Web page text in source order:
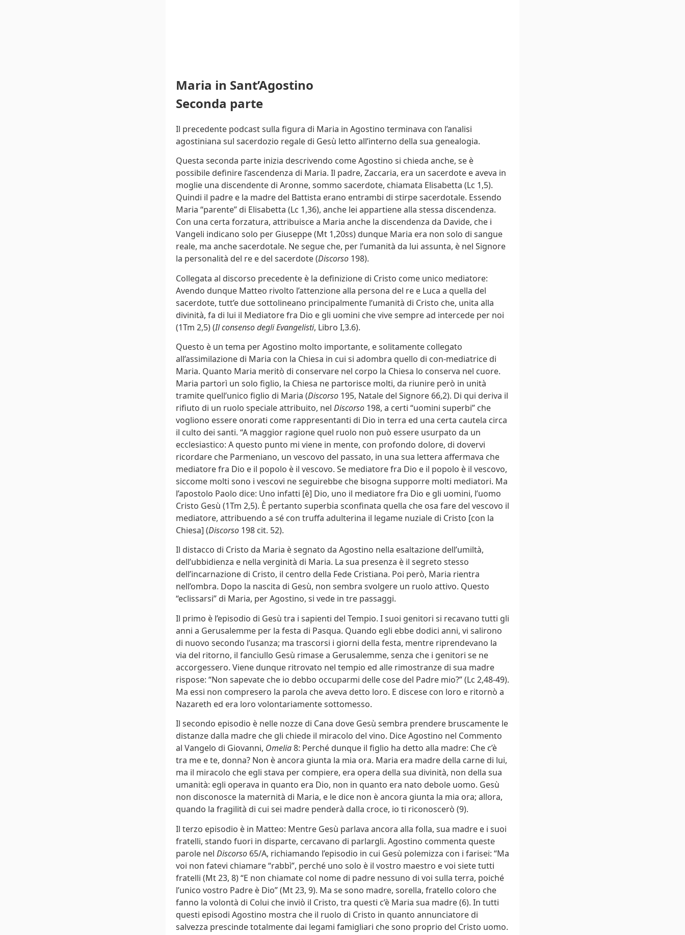
Maria in Sant’Agostino
Seconda parte
Il precedente podcast sulla figura di Maria in Agostino terminava con l’analisi
agostiniana sul sacerdozio regale di Gesù letto all’interno della sua genealogia.
Questa seconda parte inizia descrivendo come Agostino si chieda anche, se è
possibile definire l’ascendenza di Maria. Il padre, Zaccaria, era un sacerdote e aveva in
moglie una discendente di Aronne, sommo sacerdote, chiamata Elisabetta (Lc 1,5).
Quindi il padre e la madre del Battista erano entrambi di stirpe sacerdotale. Essendo
Maria “parente” di Elisabetta (Lc 1,36), anche lei appartiene alla stessa discendenza.
Con una certa forzatura, attribuisce a Maria anche la discendenza da Davide, che i
Vangeli indicano solo per Giuseppe (Mt 1,20ss) dunque Maria era non solo di sangue
reale, ma anche sacerdotale. Ne segue che, per l’umanità da lui assunta, è nel Signore
la personalità del re e del sacerdote (Discorso198).
Collegata al discorso precedente è la definizione di Cristo come unico mediatore:
Avendo dunque Matteo rivolto l’attenzione alla persona del re e Luca a quella del
sacerdote, tutt’e due sottolineano principalmente l’umanità di Cristo che, unita alla
divinità, fa di lui il Mediatore fra Dio e gli uomini che vive sempre ad intercede per noi
(1Tm 2,5) (Il consenso degli Evangelisti, Libro I,3.6).
Questo è un tema per Agostino molto importante, e solitamente collegato
all’assimilazione di Maria con la Chiesa in cui si adombra quello di con-mediatrice di
Maria. Quanto Maria meritò di conservare nel corpo la Chiesa lo conserva nel cuore.
Maria partorì un solo figlio, la Chiesa ne partorisce molti, da riunire però in unità
tramite quell’unico figlio di Maria (Discorso195, Natale del Signore 66,2). Di qui deriva il
rifiuto di un ruolo speciale attribuito, nel Discorso198, a certi “uomini superbi” che
vogliono essere onorati come rappresentanti di Dio in terra ed una certa cautela circa
il culto dei santi. “A maggior ragione quel ruolo non può essere usurpato da un
ecclesiastico: A questo punto mi viene in mente, con profondo dolore, di dovervi
ricordare che Parmeniano, un vescovo del passato, in una sua lettera affermava che
mediatore fra Dio e il popolo è il vescovo. Se mediatore fra Dio e il popolo è il vescovo,
siccome molti sono i vescovi ne seguirebbe che bisogna supporre molti mediatori. Ma
l’apostolo Paolo dice: Uno infatti [è] Dio, uno il mediatore fra Dio e gli uomini, l’uomo
Cristo Gesù (1Tm 2,5). È pertanto superbia sconfinata quella che osa fare del vescovo il
mediatore, attribuendo a sé con truffa adulterina il legame nuziale di Cristo [con la
Chiesa] (Discorso198 cit. 52).
Il distacco di Cristo da Maria è segnato da Agostino nella esaltazione dell’umiltà,
dell’ubbidienza e nella verginità di Maria. La sua presenza è il segreto stesso
dell’incarnazione di Cristo, il centro della Fede Cristiana. Poi però, Maria rientra
nell’ombra. Dopo la nascita di Gesù, non sembra svolgere un ruolo attivo. Questo
“eclissarsi” di Maria, per Agostino, si vede in tre passaggi.
Il primo è l’episodio di Gesù tra i sapienti del Tempio. I suoi genitori si recavano tutti gli
anni a Gerusalemme per la festa di Pasqua. Quando egli ebbe dodici anni, vi salirono
di nuovo secondo l’usanza; ma trascorsi i giorni della festa, mentre riprendevano la
via del ritorno, il fanciullo Gesù rimase a Gerusalemme, senza che i genitori se ne
accorgessero. Viene dunque ritrovato nel tempio ed alle rimostranze di sua madre
rispose: “Non sapevate che io debbo occuparmi delle cose del Padre mio?” (Lc 2,48-49).
Ma essi non compresero la parola che aveva detto loro. E discese con loro e ritornò a
Nazareth ed era loro volontariamente sottomesso.
Il secondo episodio è nelle nozze di Cana dove Gesù sembra prendere bruscamente le
distanze dalla madre che gli chiede il miracolo del vino. Dice Agostino nel Commento
al Vangelo di Giovanni, Omelia8: Perché dunque il figlio ha detto alla madre: Che c’è
tra me e te, donna? Non è ancora giunta la mia ora. Maria era madre della carne di lui,
ma il miracolo che egli stava per compiere, era opera della sua divinità, non della sua
umanità: egli operava in quanto era Dio, non in quanto era nato debole uomo. Gesù
non disconosce la maternità di Maria, e le dice non è ancora giunta la mia ora; allora,
quando la fragilità di cui sei madre penderà dalla croce, io ti riconoscerò (9).
Il terzo episodio è in Matteo: Mentre Gesù parlava ancora alla folla, sua madre e i suoi
fratelli, stando fuori in disparte, cercavano di parlargli. Agostino commenta queste
parole nel Discorso65/A, richiamando l’episodio in cui Gesù polemizza con i farisei: “Ma
voi non fatevi chiamare “rabbì”, perché uno solo è il vostro maestro e voi siete tutti
fratelli (Mt 23, 8) “E non chiamate col nome di padre nessuno di voi sulla terra, poiché
l’unico vostro Padre è Dio” (Mt 23, 9). Ma se sono madre, sorella, fratello coloro che
fanno la volontà di Colui che inviò il Cristo, tra questi c’è Maria sua madre (6). In tutti
questi episodi Agostino mostra che il ruolo di Cristo in quanto annunciatore di
salvezza prescinde totalmente dai legami famigliari che sono proprio del Cristo uomo.